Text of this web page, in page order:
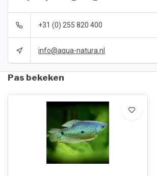
+31 (0) 255 820 400
info@aqua-natura.nl
Pas bekeken